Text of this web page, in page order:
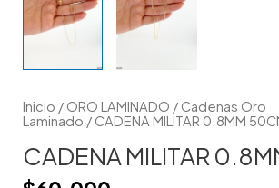
Inicio / ORO LAMINADO / Cadenas Oro
Laminado / CADENA MILITAR 0.8MM
CADENA MILITAR